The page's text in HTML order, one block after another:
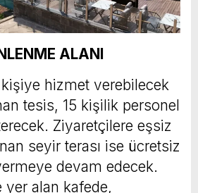
ALANI
hizmet verebilecek
tesis, 15 kişilik personel
Ziyaretçilere eşsiz
seyir terası ise ücretsiz
devam edecek.
yer alan kafede,